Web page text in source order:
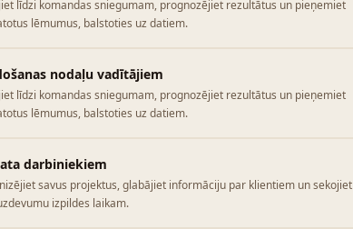
līdzi komandas sniegumam, prognozējiet rezultātus un pieņemiet
lēmumus, balstoties uz datiem.
nodaļu vadītājiem
līdzi komandas sniegumam, prognozējiet rezultātus un pieņemiet
lēmumus, balstoties uz datiem.
darbiniekiem
savus projektus, glabājiet informāciju par klientiem un sekojiet
izpildes laikam.